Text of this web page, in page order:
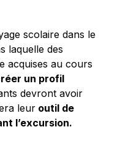
scolaire dans le
laquelle des
acquises au cours
un profil
devront avoir
leur outil de
l’excursion.